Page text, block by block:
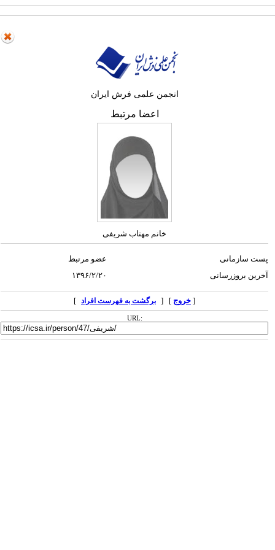
انجمن علمی فرش ایران
اعضا مرتبط
خانم مهتاب شریفی
پست سازمانی
عضو مرتبط
آخرین بروزرسانی
۱۳۹۶/۲/۲۰
خروج] [ برگشت به فهرست افراد ]
URL: